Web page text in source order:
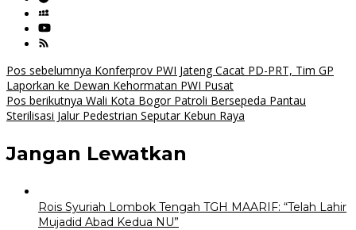
Navigasi
pos
Pos sebelumnya Konferprov PWI Jateng Cacat PD-PRT, Tim GP
Laporkan ke Dewan Kehormatan PWI Pusat
Pos berikutnya Wali Kota Bogor Patroli Bersepeda Pantau
Sterilisasi Jalur Pedestrian Seputar Kebun Raya
Jangan Lewatkan
Rois Syuriah Lombok Tengah TGH MAARIF: “Telah Lahir
Mujadid Abad Kedua NU”